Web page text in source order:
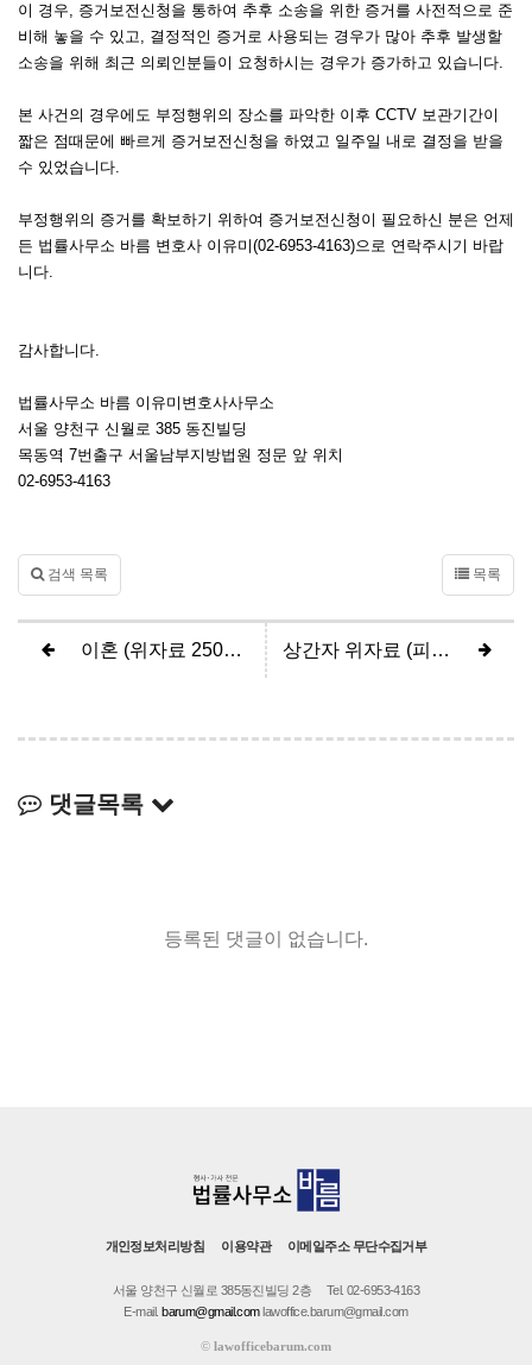
이 경우, 증거보전신청을 통하여 추후 소송을 위한 증거를 사전적으로 준
비해 놓을 수 있고, 결정적인 증거로 사용되는 경우가 많아 추후 발생할
소송을 위해 최근 의뢰인분들이 요청하시는 경우가 증가하고 있습니다.
본 사건의 경우에도 부정행위의 장소를 파악한 이후 CCTV 보관기간이
짧은 점때문에 빠르게 증거보전신청을 하였고 일주일 내로 결정을 받을
수 있었습니다.
부정행위의 증거를 확보하기 위하여 증거보전신청이 필요하신 분은 언제
든 법률사무소 바름 변호사 이유미(02-6953-4163)으로 연락주시기 바랍
니다.
감사합니다.
법률사무소 바름 이유미변호사사무소
서울 양천구 신월로 385 동진빌딩
목동역 7번출구 서울남부지방법원 정문 앞 위치
02-6953-4163
검색 목록 목록
이혼 (위자료 2500만원, 면접교섭 제한) 상간자 위자료 (피고 1500만원 방어)
댓글목록
등록된 댓글이 없습니다.
개인정보처리방침 이용약관 이메일주소 무단수집거부
서울 양천구 신월로 385동진빌딩 2층
Tel. 02-6953-4163
E-mail.barum@gmail.comlawoffice.barum@gmail.com
© lawofficebarum.com